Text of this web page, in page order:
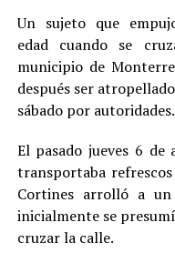
Un sujeto que
edad cuando se
municipio de
después ser
sábado por autoridades.
El pasado jueves 6 de
transportaba
Cortines arrolló a
inicialmente se
cruzar la calle.